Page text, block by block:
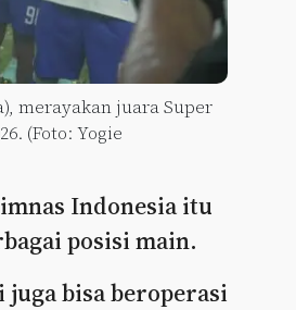
merayakan juara Super
(Foto: Yogie
Indonesia itu
posisi main.
juga bisa beroperasi